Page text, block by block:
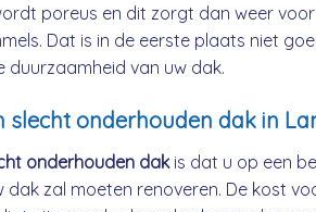
poreus en dit zorgt dan weer
Dat is in de eerste plaats niet
duurzaamheid van uw dak.
slecht onderhouden dak in
onderhouden dakis dat u op een
dak zal moeten renoveren. De kost